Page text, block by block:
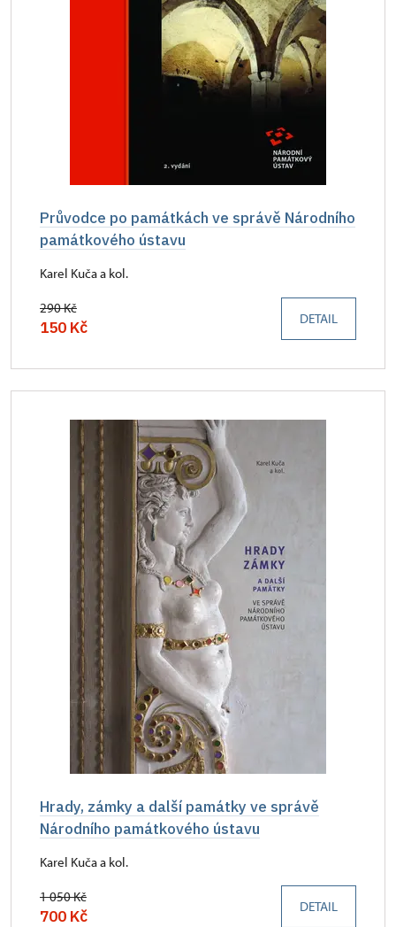
Průvodce po památkách ve správě Národního
památkového ústavu
Karel Kuča a kol.
290 Kč
150 Kč DETAIL
Hrady, zámky a další památky ve správě
Národního památkového ústavu
Karel Kuča a kol.
1 050 Kč
700 Kč DETAIL